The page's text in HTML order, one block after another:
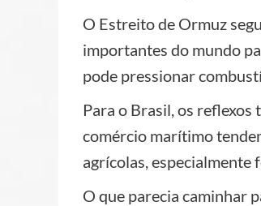
O Estreito de Ormuz
importantes do mundo
pode pressionar
Para o Brasil, os
comércio marítimo
agrícolas, especialmente
O que parecia caminhar